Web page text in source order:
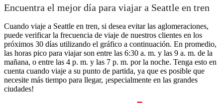
Encuentra el mejor día para viajar a Seattle en tren
Cuando viaje a Seattle en tren, si desea evitar las aglomeraciones,
puede verificar la frecuencia de viaje de nuestros clientes en los
próximos 30 días utilizando el gráfico a continuación. En promedio,
las horas pico para viajar son entre las 6:30 a. m. y las 9 a. m. de la
mañana, o entre las 4 p. m. y las 7 p. m. por la noche. Tenga esto en
cuenta cuando viaje a su punto de partida, ya que es posible que
necesite más tiempo para llegar, ¡especialmente en las grandes
ciudades!